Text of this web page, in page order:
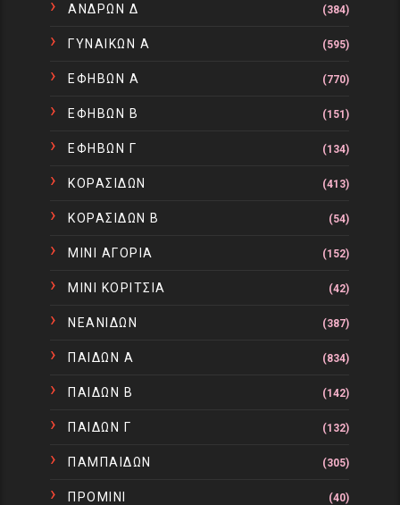
ΑΝΔΡΩΝ Δ (384)
ΓΥΝΑΙΚΩΝ Α (595)
ΕΦΗΒΩΝ Α (770)
ΕΦΗΒΩΝ Β (151)
ΕΦΗΒΩΝ Γ (134)
ΚΟΡΑΣΙΔΩΝ (413)
ΚΟΡΑΣΙΔΩΝ Β (54)
ΜΙΝΙ ΑΓΟΡΙΑ (152)
ΜΙΝΙ ΚΟΡΙΤΣΙΑ (42)
ΝΕΑΝΙΔΩΝ (387)
ΠΑΙΔΩΝ Α (834)
ΠΑΙΔΩΝ Β (142)
ΠΑΙΔΩΝ Γ (132)
ΠΑΜΠΑΙΔΩΝ (305)
ΠΡΟΜΙΝΙ (40)